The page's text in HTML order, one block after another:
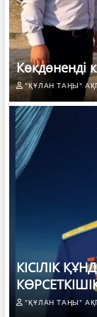
Көкдөненді
"ҚҰЛАН ТАҢЫ"
КІСІЛІК
"ҚҰЛАН ТАҢЫ"